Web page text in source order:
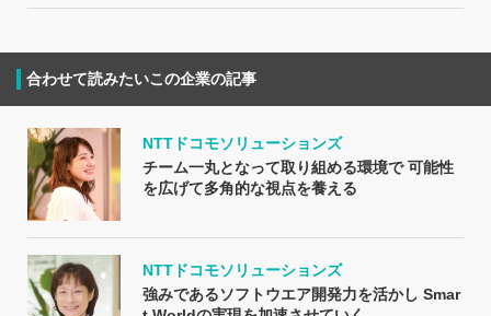
合わせて読みたいこの企業の記事
NTTドコモソリューションズ
チーム一丸となって取り組める環境で 可能性
を広げて多角的な視点を養える
NTTドコモソリューションズ
強みであるソフトウエア開発力を活かし Smar